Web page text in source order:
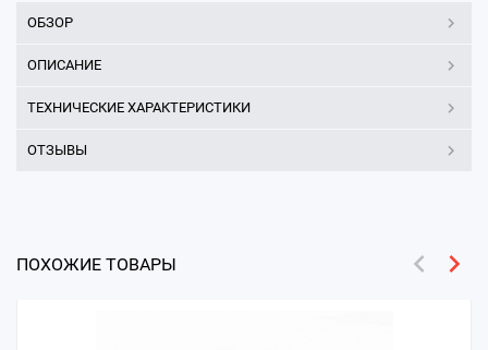
ОБЗОР
ОПИСАНИЕ
ТЕХНИЧЕСКИЕ ХАРАКТЕРИСТИКИ
ОТЗЫВЫ
ПОХОЖИЕ ТОВАРЫ